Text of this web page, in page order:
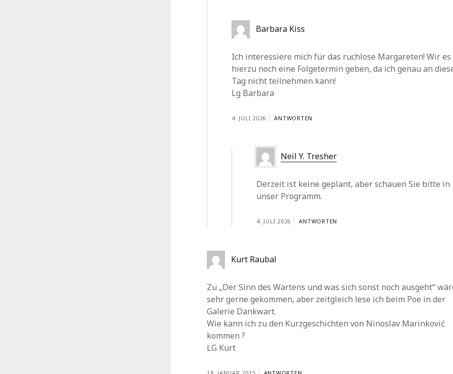
Barbara Kiss
Ich interessiere mich für das ruchlose Margareten! Wir es
hierzu noch eine Folgetermin geben, da ich genau an
Tag nicht teilnehmen kann!
Lg Barbara
4. JULI 2026 ANTWORTEN
Neil Y. Tresher
Derzeit ist keine geplant, aber schauen Sie bitte in
unser Programm.
4. JULI 2026 ANTWORTEN
Kurt Raubal
Zu „Der Sinn des Wartens und was sich sonst noch ausgeht“
sehr gerne gekommen, aber zeitgleich lese ich beim Poe in der
Galerie Dankwart.
Wie kann ich zu den Kurzgeschichten von Ninoslav Marinković
kommen ?
LG Kurt